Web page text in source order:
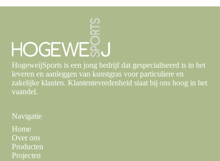
HogeweijSports is een jong bedrijf dat gespecialiseerd is in het
leveren en aanleggen van kunstgras voor particuliere en
zakelijke klanten. Klantentevredenheid staat bij ons hoog in het
vaandel.
Navigatie
Home
Over ons
Producten
Projecten